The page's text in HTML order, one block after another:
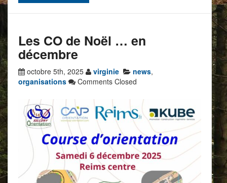
Les CO de Noël … en
décembre
octobre 5th, 2025 virginie news,
organisations
Comments Closed